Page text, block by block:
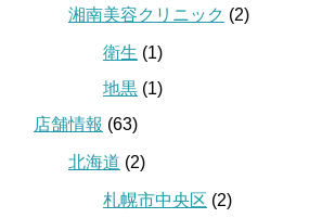
湘南美容クリニック (2)
衛生 (1)
地黒 (1)
店舗情報 (63)
北海道 (2)
札幌市中央区 (2)